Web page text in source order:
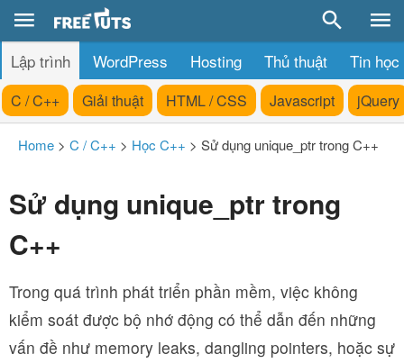
Lập trình WordPress Hosting Thủ thuật Tin học
C / C++ Giải thuật HTML / CSS Javascript jQuery
Home > C / C++ > Học C++ > Sử dụng unique_ptr trong C++
Sử dụng unique_ptr trong
C++
Trong quá trình phát triển phần mềm, việc không
kiểm soát được bộ nhớ động có thể dẫn đến những
vấn đề như memory leaks, dangling pointers, hoặc sự